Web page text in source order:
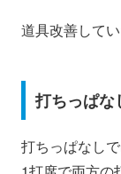
道具改善して
打ちっぱな
打ちっぱなし